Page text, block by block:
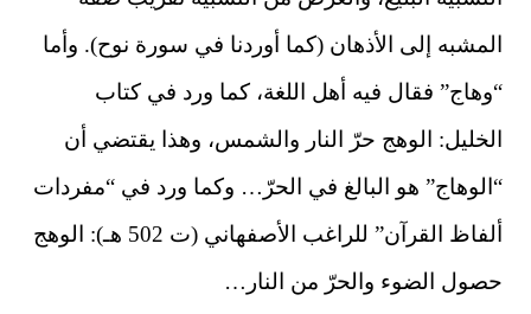
المشبه إلى الأذهان (كما أوردنا في سورة نوح). وأما
“وهاج” فقال فيه أهل اللغة، كما ورد في كتاب
الخليل: الوهج حرّ النار والشمس، وهذا يقتضي أن
“الوهاج” هو البالغ في الحرّ… وكما ورد في “مفردات
ألفاظ القرآن” للراغب الأصفهاني (ت 502 هـ): الوهج
حصول الضوء والحرّ من النار…